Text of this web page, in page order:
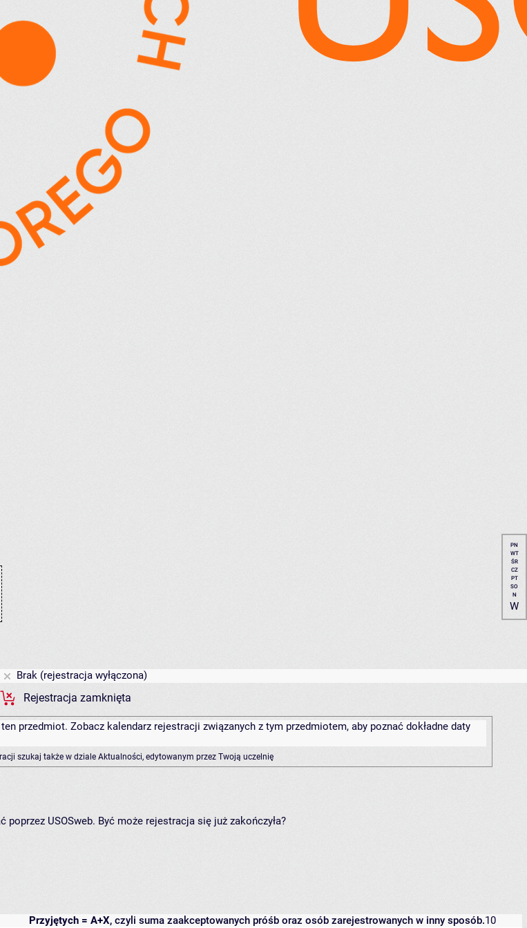
PN
WT
ŚR
CZ
PT
SO
N
W
Brak (rejestracja wyłączona)
Rejestracja zamknięta
przedmiot. Zobacz kalendarz rejestracji związanych z tym przedmiotem, aby poznać dokładne daty
szukaj także w dziale Aktualności, edytowanym przez Twoją uczelnię
USOSweb. Być może rejestracja się już zakończyła?
Przyjętych = A+X, czyli suma zaakceptowanych próśb oraz osób zarejestrowanych w inny sposób.10